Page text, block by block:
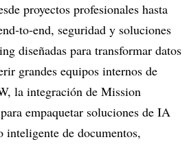
proyectos profesionales hasta
seguridad y soluciones
diseñadas para transformar datos
grandes equipos internos de
la integración de Mission
empaquetar soluciones de IA
de documentos,